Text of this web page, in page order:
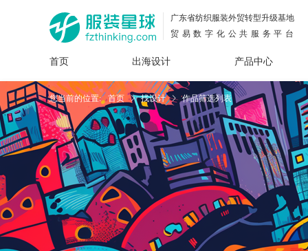
广东省纺织服装外贸转型升级基地
贸易数字化公共服务平台
首页 出海设计
面料
花型
图案
插画
图案
服装
设计
产品中心
女装
内衣
男装
运动
服
童装
牛仔
服装
您当前的位置: 首页 找设计 作品筛选列表